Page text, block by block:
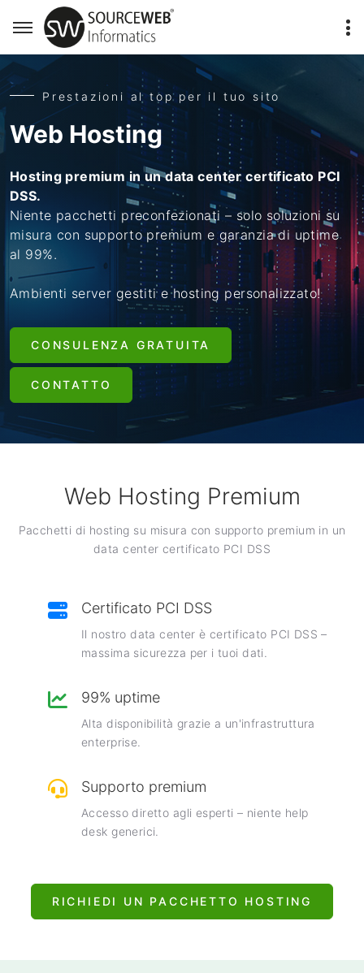
Prestazioni al top per il tuo sito
Web Hosting
Hosting premium in un data center certificato PCI
DSS.
Niente pacchetti preconfezionati – solo soluzioni su
misura con supporto premium e garanzia di uptime
al 99%.
Ambienti server gestiti e hosting personalizzato!
CONSULENZA GRATUITA
CONTATTO
Web Hosting Premium
Pacchetti di hosting su misura con supporto premium in un
data center certificato PCI DSS
Certificato PCI DSS
Il nostro data center è certificato PCI DSS –
massima sicurezza per i tuoi dati.
99% uptime
Alta disponibilità grazie a un'infrastruttura
enterprise.
Supporto premium
Accesso diretto agli esperti – niente help
desk generici.
RICHIEDI UN PACCHETTO HOSTING